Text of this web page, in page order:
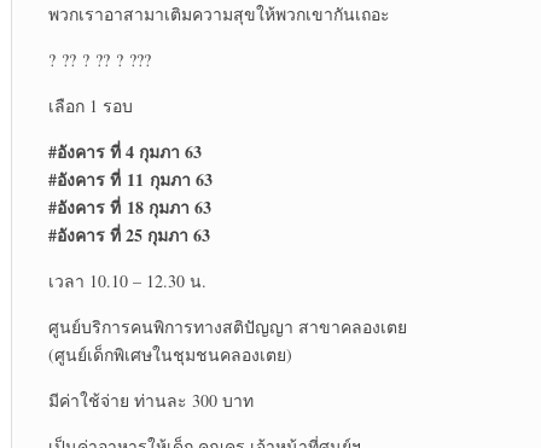
พวกเราอาสามาเติมความสุขให้พวกเขากันเถอะ
? ?? ? ?? ? ???
เลือก 1 รอบ
#อังคาร ที่ 4 กุมภา 63
#อังคาร ที่ 11 กุมภา 63
#อังคาร ที่ 18 กุมภา 63
#อังคาร ที่ 25 กุมภา 63
เวลา 10.10 – 12.30 น.
ศูนย์บริการคนพิการทางสติปัญญา สาขาคลองเตย
(ศูนย์เด็กพิเศษในชุมชนคลองเตย)
มีค่าใช้จ่าย ท่านละ 300 บาท